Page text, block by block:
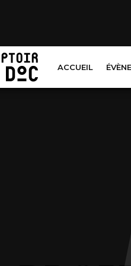
ACCUEIL